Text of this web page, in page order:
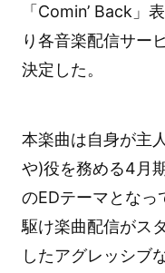
「Comin’ Back」
り各音楽配信サー
決定した。
本楽曲は自身が主
や)役を務める4月
のEDテーマとなっ
駆け楽曲配信がス
したアグレッシブ